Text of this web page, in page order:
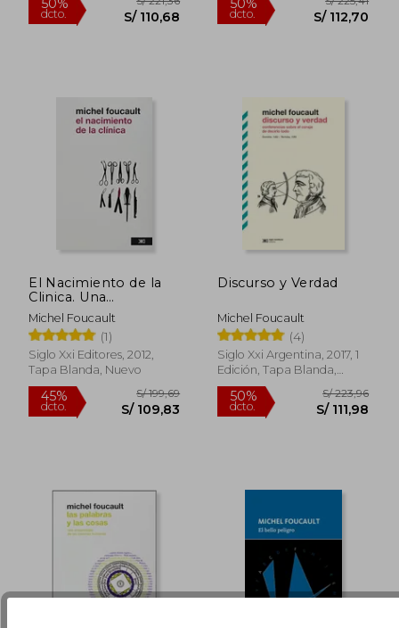
50%
dcto. S/ 103,25
45%
dcto. S/
El Nacimiento de la
Clinica. Una
Arqueologia de la
Mirada Medica.
Michel Foucault
(1)
Siglo Xxi Editores, 2012,
Tapa Blanda, Nuevo
Discurso y Verdad
Michel Foucault
(4)
Siglo Xxi Argentina, 2017, 1
Edición, Tapa Blanda,
Nuevo